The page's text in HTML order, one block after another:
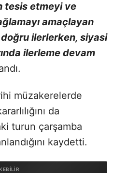
tesis etmeyi ve
amaçlayan
ilerlerken, siyasi
ilerleme devam
müzakerelerde
da
turun çarşamba
kaydetti.